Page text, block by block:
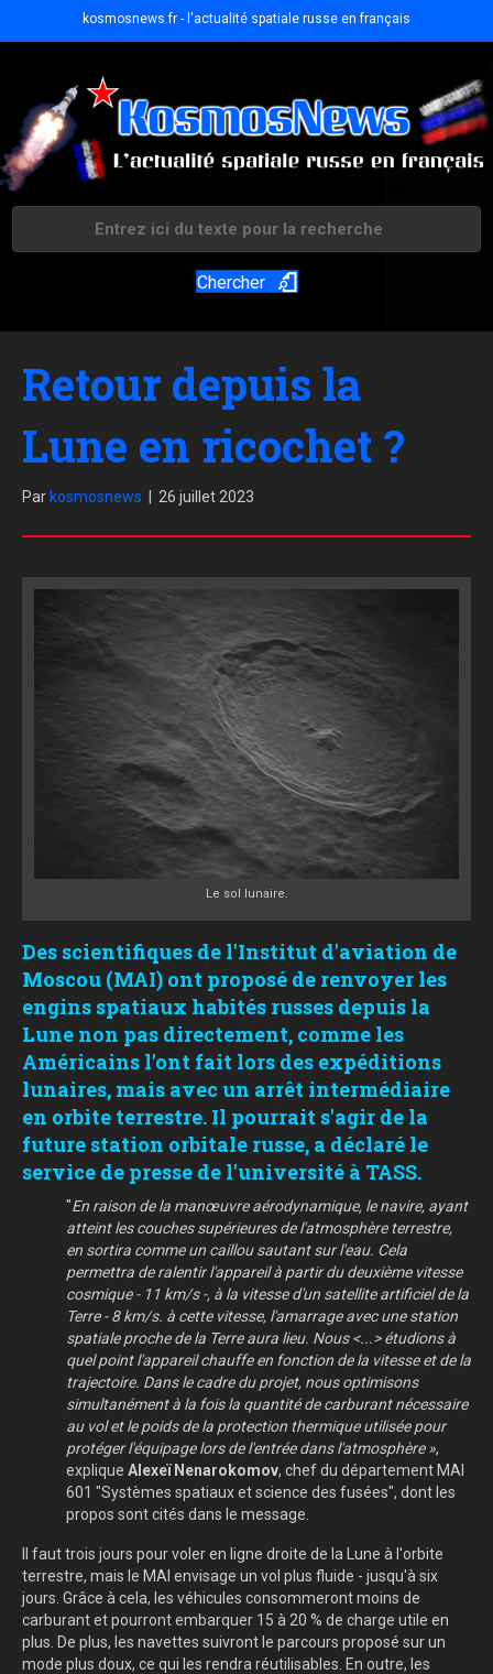
kosmosnews.fr - l'actualité spatiale russe en français
Chercher
Retour depuis la
Lune en ricochet ?
Par kosmosnews 26 juillet 2023
Le sol lunaire.
Des scientifiques de l'Institut d'aviation de
Moscou (MAI) ont proposé de renvoyer les
engins spatiaux habités russes depuis la
Lune non pas directement, comme les
Américains l'ont fait lors des expéditions
lunaires, mais avec un arrêt intermédiaire
en orbite terrestre. Il pourrait s'agir de la
future station orbitale russe, a déclaré le
service de presse de l'université à TASS.
"En raison de la manœuvre aérodynamique, le navire, ayant
atteint les couches supérieures de l'atmosphère terrestre,
en sortira comme un caillou sautant sur l'eau. Cela
permettra de ralentir l'appareil à partir du deuxième vitesse
cosmique - 11 km/s -, à la vitesse d'un satellite artificiel de la
Terre - 8 km/s. à cette vitesse, l'amarrage avec une station
spatiale proche de la Terre aura lieu. Nous <...> étudions à
quel point l'appareil chauffe en fonction de la vitesse et de la
trajectoire. Dans le cadre du projet, nous optimisons
simultanément à la fois la quantité de carburant nécessaire
au vol et le poids de la protection thermique utilisée pour
protéger l'équipage lors de l'entrée dans l'atmosphère »,
explique Alexeï Nenarokomov, chef du département MAI
601 "Systèmes spatiaux et science des fusées", dont les
propos sont cités dans le message.
Il faut trois jours pour voler en ligne droite de la Lune à l'orbite
terrestre, mais le MAI envisage un vol plus fluide - jusqu'à six
jours. Grâce à cela, les véhicules consommeront moins de
carburant et pourront embarquer 15 à 20 % de charge utile en
plus. De plus, les navettes suivront le parcours proposé sur un
mode plus doux, ce qui les rendra réutilisables. En outre, les